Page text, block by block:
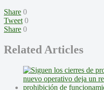
Share 0
Tweet 0
Share 0
Related Articles